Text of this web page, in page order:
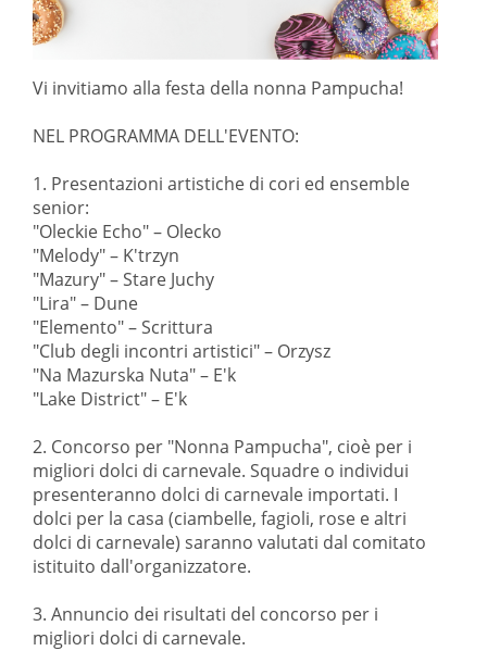
Vi invitiamo alla festa della nonna Pampucha!
NEL PROGRAMMA DELL'EVENTO:
1. Presentazioni artistiche di cori ed ensemble
senior:
"Oleckie Echo" – Olecko
"Melody" – K'trzyn
"Mazury" – Stare Juchy
"Lira" – Dune
"Elemento" – Scrittura
"Club degli incontri artistici" – Orzysz
"Na Mazurska Nuta" – E'k
"Lake District" – E'k
2. Concorso per "Nonna Pampucha", cioè per i
migliori dolci di carnevale. Squadre o individui
presenteranno dolci di carnevale importati. I
dolci per la casa (ciambelle, fagioli, rose e altri
dolci di carnevale) saranno valutati dal comitato
istituito dall'organizzatore.
3. Annuncio dei risultati del concorso per i
migliori dolci di carnevale.